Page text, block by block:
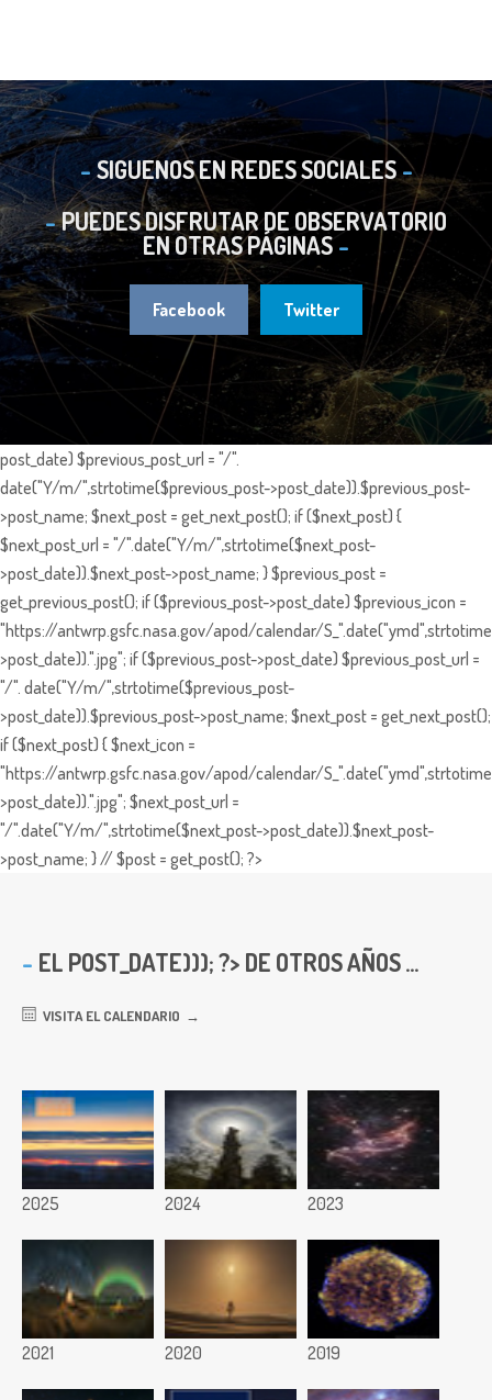
SIGUENOS EN REDES SOCIALES
PUEDES DISFRUTAR DE OBSERVATORIO
EN OTRAS PÁGINAS
Facebook Twitter
post_date) $previous_post_url = "/".
date("Y/m/",strtotime($previous_post->post_date)).$previous_post-
>post_name; $next_post = get_next_post(); if ($next_post) {
$next_post_url = "/".date("Y/m/",strtotime($next_post-
>post_date)).$next_post->post_name; } $previous_post =
get_previous_post(); if ($previous_post->post_date) $previous_icon =
"https://antwrp.gsfc.nasa.gov/apod/calendar/
>post_date)).".jpg"; if ($previous_post->post_date) $previous_post_url =
"/". date("Y/m/",strtotime($previous_post-
>post_date)).$previous_post->post_name; $next_post = get_next_post();
if ($next_post) { $next_icon =
"https://antwrp.gsfc.nasa.gov/apod/calendar/
>post_date)).".jpg"; $next_post_url =
"/".date("Y/m/",strtotime($next_post->post_date)).$next_post-
>post_name; } // $post = get_post(); ?>
EL POST_DATE))); ?> DE OTROS AÑOS ...
VISITA EL CALENDARIO
2025 2024 2023
2021 2020 2019